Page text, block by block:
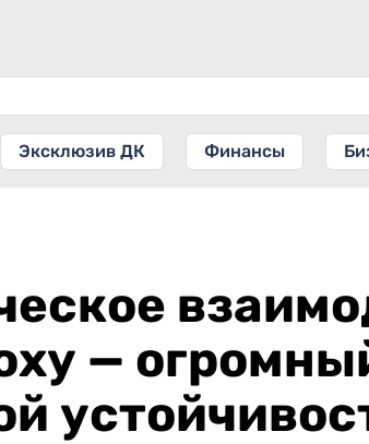
Эксклюзив ДК Финансы
—